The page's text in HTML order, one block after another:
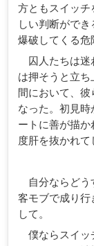
方ともスイッ
しい判断がで
爆破してくる危
囚人たちは迷
は押そうと立
間において、
なった。初見
ートに善が描か
度肝を抜かれて
自分ならどう
客モブで成り行
して。
僕ならスイッ